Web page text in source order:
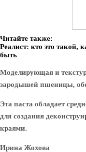
Читайте также:
Реалист: кто это такой,
быть
Моделирующая и
зародышей пшеницы,
Эта паста обладает
для создания
краями.
Ирина Жохова